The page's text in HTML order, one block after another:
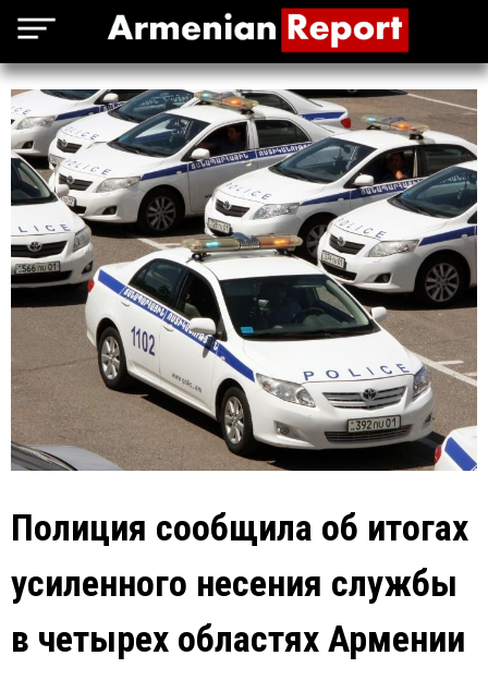
Полиция сообщила об итогах
усиленного несения службы
в четырех областях Армении